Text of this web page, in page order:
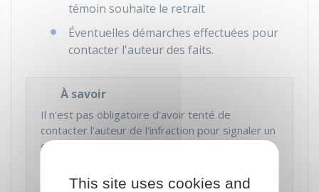
témoin souhaite le retrait
Éventuelles démarches effectuées pour
contacter l'auteur des faits.
À savoir
Il n'est pas obligatoire d'avoir tenté de
contacter l'auteur de l'infraction pour signaler un
contenu illicite à l'hébergeur internet. La victime
faits à l'hébergeur.
This site uses cookies and